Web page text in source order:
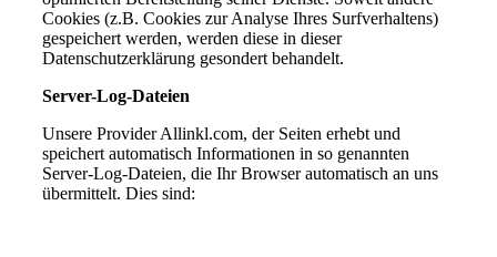
Cookies (z.B. Cookies zur Analyse Ihres Surfverhaltens)
gespeichert werden, werden diese in dieser
Datenschutzerklärung gesondert behandelt.
Server-Log-Dateien
Unsere Provider Allinkl.com, der Seiten erhebt und
speichert automatisch Informationen in so genannten
Server-Log-Dateien, die Ihr Browser automatisch an uns
übermittelt. Dies sind: